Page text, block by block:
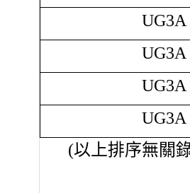
UG3A
UG3A
UG3A
UG3A
(以上排序無關